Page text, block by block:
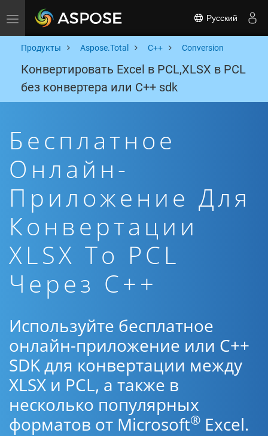
Toggle navigation Русский
Продукты Aspose.Total C++ Conversion
Конвертировать Excel в PCL,XLSX в PCL
без конвертера или C++ sdk
Бесплатное
Онлайн-
Приложение Для
Конвертации
XLSX To PCL
Через C++
Используйте бесплатное
онлайн-приложение или C++
SDK для конвертации между
XLSX и PCL, а также в
несколько популярных
форматов от Microsoft® Excel.